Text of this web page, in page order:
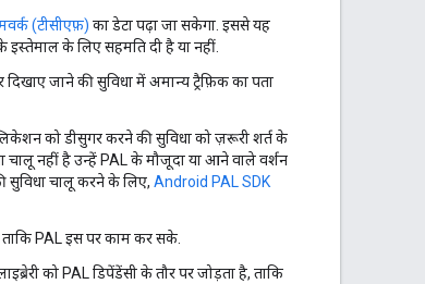
(टीसीएफ़) का डेटा पढ़ा जा सकेगा. इससे यह
इस्तेमाल के लिए सहमति दी है या नहीं.
दिखाए जाने की सुविधा में अमान्य ट्रैफ़िक का पता
को डीसुगर करने की सुविधा को ज़रूरी शर्त के
चालू नहीं है उन्हें PAL के मौजूदा या आने वाले वर्शन
सुविधा चालू करने के लिए, Android PAL SDK
PAL इस पर काम कर सके.
को PAL डिपेंडेंसी के तौर पर जोड़ता है, ताकि